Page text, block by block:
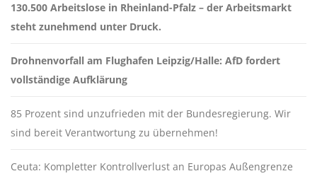
130.500 Arbeitslose in Rheinland-Pfalz – der Arbeitsmarkt
steht zunehmend unter Druck.
Drohnenvorfall am Flughafen Leipzig/Halle: AfD fordert
vollständige Aufklärung
85 Prozent sind unzufrieden mit der Bundesregierung. Wir
sind bereit Verantwortung zu übernehmen!
Ceuta: Kompletter Kontrollverlust an Europas Außengrenze